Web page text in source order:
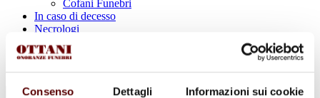
Consenso Dettagli Informazioni sui cookie
Cofani Funebri
In caso di decesso
Necrologi
News
Sedi Onoranze Funebri Ottani
Cerca